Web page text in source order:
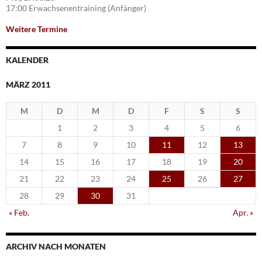
17:00 Erwachsenentraining (Anfänger)
Weitere Termine
KALENDER
MÄRZ 2011
M D M D F S
S
1
2 3 4 5
6
7
8 9 10 11 12
13
14
15 16 17 18 19
20
21
22 23 24 25 26
27
28
29 30
31
« Feb.
Apr. »
ARCHIV NACH MONATEN